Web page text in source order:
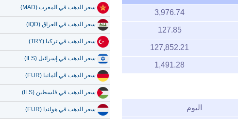
3,976.74
127.85
127,852.21
1,491.28
اليوم
سعر الذهب في المغرب (MAD)
سعر الذهب في العراق (IQD)
سعر الذهب في تركيا (TRY)
سعر الذهب في إسرائيل (ILS)
سعر الذهب في ألمانيا (EUR)
سعر الذهب في فلسطين (ILS)
سعر الذهب في هولندا (EUR)